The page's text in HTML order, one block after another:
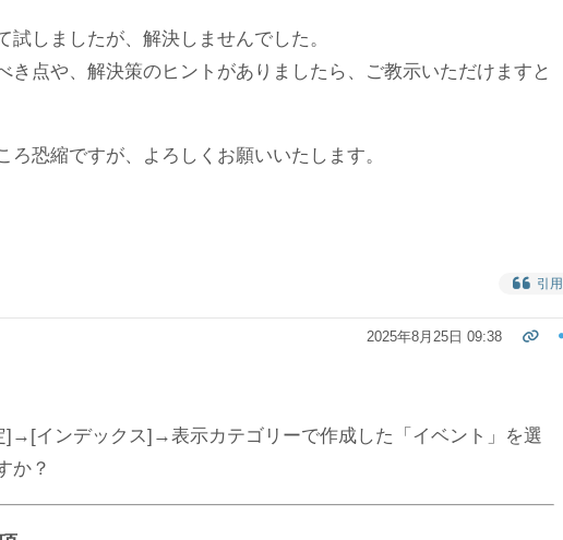
試しましたが、解決しませんでした。
き点や、解決策のヒントがありましたら、ご教示いただけますと
ろ恐縮ですが、よろしくお願いいたします。
引用
2025年8月25日 09:38
]→[インデックス]→表示カテゴリーで作成した「イベント」を選
か？